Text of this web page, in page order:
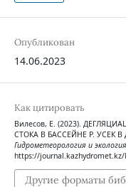
Опубликован
14.06.2023
Как цитировать
Вилесов, Е. (2023).
СТОКА В БАССЕЙНЕ Р. УСЕК
Гидрометеорология и экология
https://
Другие форматы